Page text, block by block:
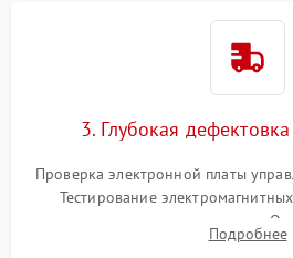
3. Глубокая
Проверка электронной платы
Тестирование
температуры и расходомера.
жерновов кофемолки,
Подробнее